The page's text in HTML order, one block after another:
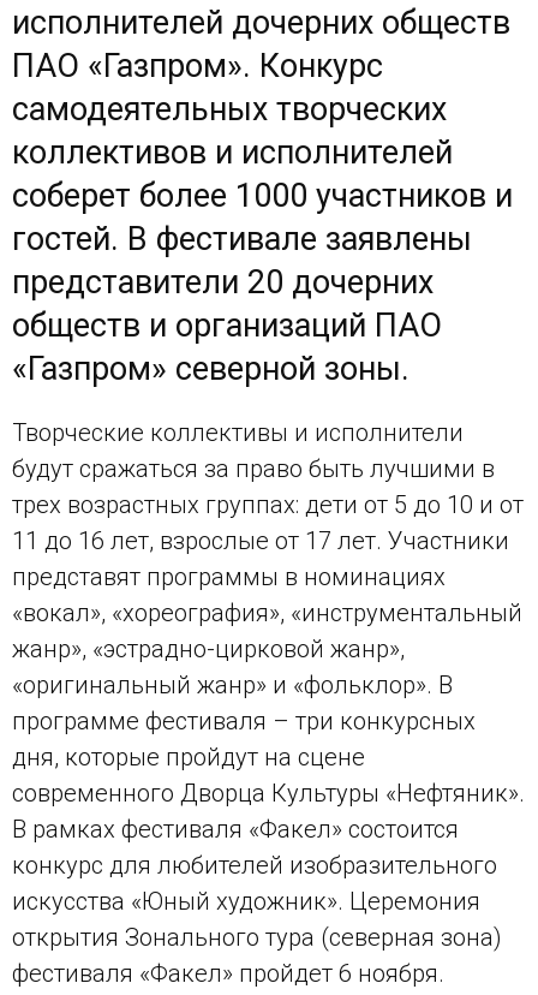
исполнителей дочерних обществ
ПАО «Газпром». Конкурс
самодеятельных творческих
коллективов и исполнителей
соберет более 1000 участников и
гостей. В фестивале заявлены
представители 20 дочерних
обществ и организаций ПАО
«Газпром» северной зоны.
Творческие коллективы и исполнители
будут сражаться за право быть лучшими в
трех возрастных группах: дети от 5 до 10 и от
11 до 16 лет, взрослые от 17 лет. Участники
представят программы в номинациях
«вокал», «хореография», «инструментальный
жанр», «эстрадно-цирковой жанр»,
«оригинальный жанр» и «фольклор». В
программе фестиваля – три конкурсных
дня, которые пройдут на сцене
современного Дворца Культуры «Нефтяник».
В рамках фестиваля «Факел» состоится
конкурс для любителей изобразительного
искусства «Юный художник». Церемония
открытия Зонального тура (северная зона)
фестиваля «Факел» пройдет 6 ноября.